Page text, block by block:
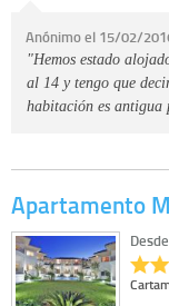
Anónimo el 15/02/
"Hemos estado
al 14 y tengo que
habitación es
Apartamento
Desde